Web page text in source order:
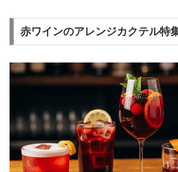
赤ワインのアレンジカクテル特